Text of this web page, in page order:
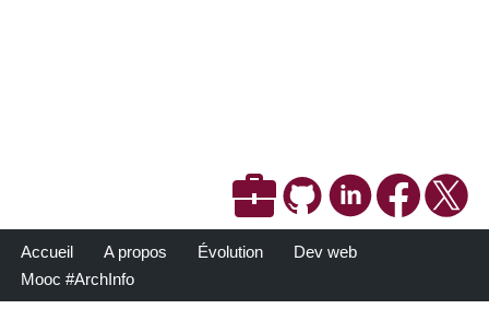
Accueil A propos Évolution
Dev web
Mooc #ArchInfo